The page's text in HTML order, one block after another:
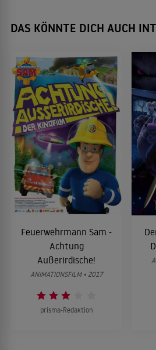
DAS KÖNNTE DICH AUCH
Feuerwehrmann Sam -
Achtung
Außerirdische!
ANIMATIONSFILM • 2017
prisma-Redaktion